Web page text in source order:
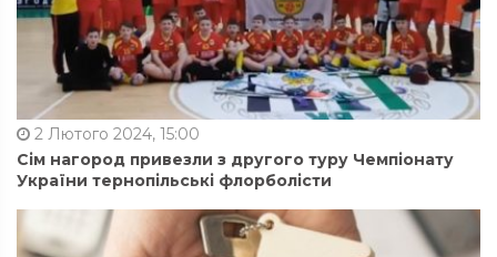
2 Лютого 2024, 15:00
Сім нагород привезли з другого туру Чемпіонату
України тернопільські флорболісти